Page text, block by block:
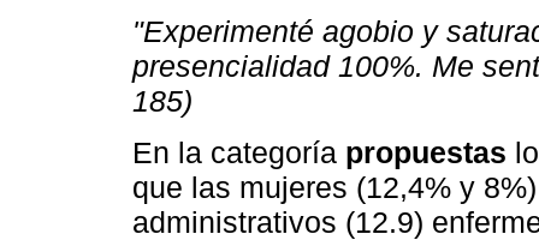
"Experimenté agobio y
presencialidad 100%. Me
185)
En la categoría propuestas
que las mujeres (12,4% y
administrativos (12.9)